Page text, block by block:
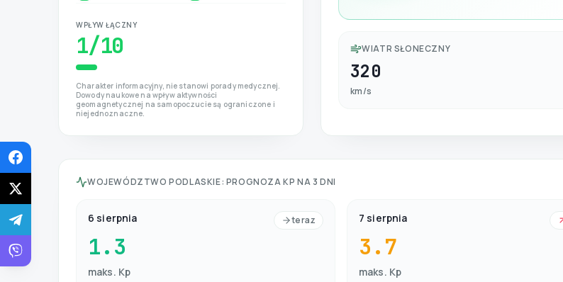
WPŁYW ŁĄCZNY
1/10
Charakter informacyjny, nie stanowi porady medycznej.
Dowody naukowe na wpływ aktywności
geomagnetycznej na samopoczucie są ograniczone i
niejednoznaczne.
WIATR SŁONECZNY
320
km/s
WOJEWÓDZTWO PODLASKIE: PROGNOZA KP NA 3 DNI
6 sierpnia
1.3
maks. Kp
teraz 7 sierpnia
3.7
maks. Kp